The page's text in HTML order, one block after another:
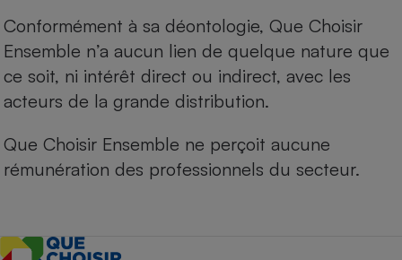
Conformément à sa déontologie, Que Choisir
Ensemble n’a aucun lien de quelque nature que
ce soit, ni intérêt direct ou indirect, avec les
acteurs de la grande distribution.
Que Choisir Ensemble ne perçoit aucune
rémunération des professionnels du secteur.